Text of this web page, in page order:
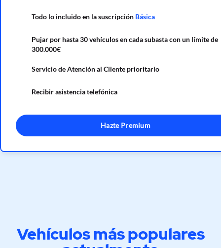
Todo lo incluido en la suscripción Básica
Pujar por hasta 30 vehículos en cada subasta con un límite de
300.000€
Servicio de Atención al Cliente prioritario
Recibir asistencia telefónica
Hazte Premium
Vehículos más populares